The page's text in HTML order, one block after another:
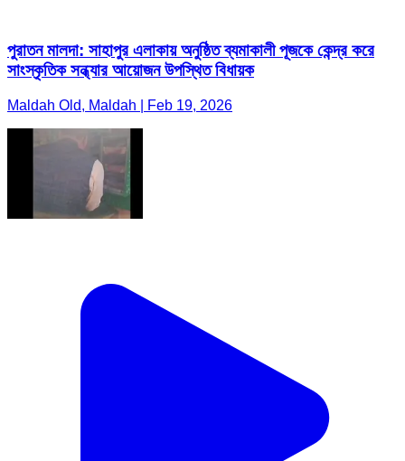
পুরাতন মালদা: সাহাপুর এলাকায় অনুষ্ঠিত ব্যমাকালী পূজকে কেন্দ্র করে
সাংস্কৃতিক সন্ধ্যার আয়োজন উপস্থিত বিধায়ক
Maldah Old, Maldah | Feb 19, 2026